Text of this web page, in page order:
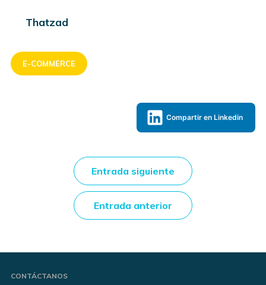
Thatzad
E-COMMERCE
Compartir en Linkedin
Entrada anterior
Entrada siguiente
CONTÁCTANOS